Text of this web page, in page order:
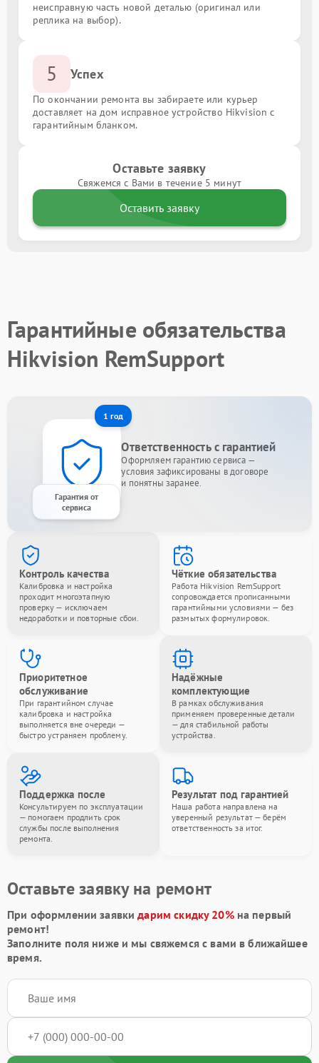
неисправную часть новой деталью (оригинал или
реплика на выбор).
5 Успех
По окончании ремонта вы забираете или курьер
доставляет на дом исправное устройство Hikvision с
гарантийным бланком.
Оставьте заявку
Свяжемся с Вами в течение 5 минут
Оставить заявку
Гарантийные обязательства
Hikvision RemSupport
1 год
Гарантия от
сервиса
Ответственность с гарантией
Оформляем гарантию сервиса —
условия зафиксированы в договоре
и понятны заранее.
Контроль качества
Калибровка и настройка
проходит многоэтапную
проверку — исключаем
недоработки и повторные сбои.
Чёткие обязательства
Работа Hikvision RemSupport
сопровождается прописанными
гарантийными условиями — без
размытых формулировок.
Приоритетное
обслуживание
При гарантийном случае
калибровка и настройка
выполняется вне очереди —
быстро устраняем проблему.
Надёжные
комплектующие
В рамках обслуживания
применяем проверенные детали
— для стабильной работы
устройства.
Поддержка после
Консультируем по эксплуатации
— помогаем продлить срок
службы после выполнения
ремонта.
Результат под гарантией
Наша работа направлена на
уверенный результат — берём
ответственность за итог.
Оставьте заявку на ремонт
При оформлении заявкидарим скидку 20%на первый
ремонт!
Заполните поля ниже и мы свяжемся с вами в ближайшее
время.